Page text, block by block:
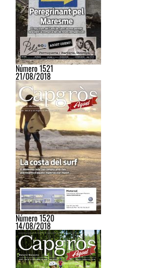
Número 1521
21/08/2018
Número 1520
14/08/2018